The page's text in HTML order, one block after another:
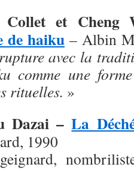
Collet et
de haiku – Albin
avec la
comme une
rituelles. »
Dazai –La
1990